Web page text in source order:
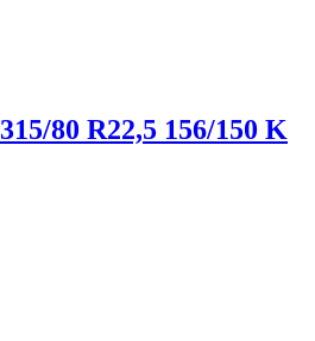
315/80 R22,5 156/150 K